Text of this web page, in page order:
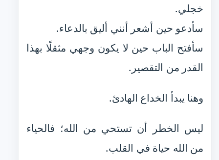
خجلي.
سأدعو حين أشعر أنني أليق بالدعاء.
سأفتح الباب حين لا يكون وجهي مثقلًا بهذا
القدر من التقصير.
وهنا يبدأ الخداع الهادئ.
ليس الخطر أن تستحي من الله؛ فالحياء
من الله حياة في القلب.